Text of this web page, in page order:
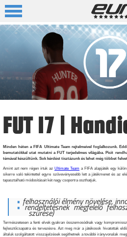
FUT 17 |
Minden héten a FIFA Ultimate Team rejtelmeivel foglalkozunk.
bemutatókkal utat mutatni a FUT terjedelmes világába. Picit
témával készültünk. Sok kérdést tisztázunk és lehet még többet
Amint azt nem régen írtuk az Ultimate Team a FIFA alapjáték egy
sikerre való tekintettel egyre szövevényesebb lett a játékmenet és az
tapasztalható módosításait két nagy csoportra oszthatjuk.
felhasználói élmény növelése,
rendeltetésnek megfelelő
szűrése)
Természetesen a fenti elvek gyakran összemosódnak vagy
fejlesztőcsapatra és tervezésre. Azt meg már a játékosok hivatottak
általuk szolgáltatott visszajelzések segíthetnek a további irányvonalak